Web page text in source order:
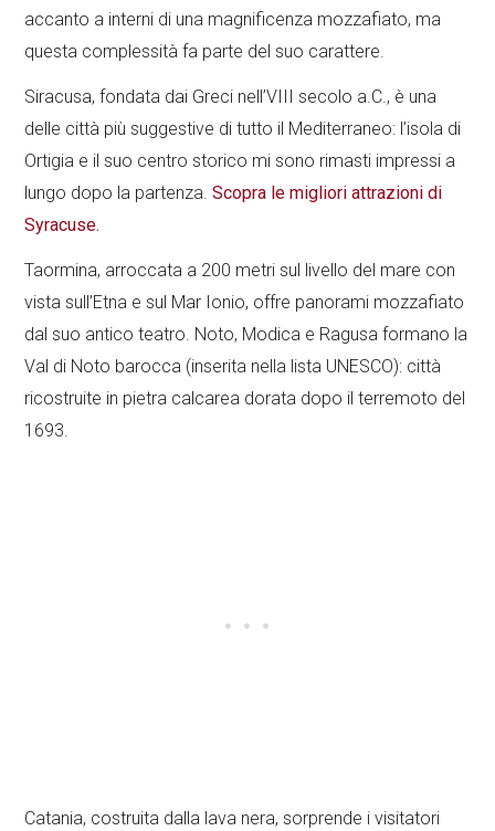
accanto a interni di una magnificenza mozzafiato, ma
questa complessità fa parte del suo carattere.
Siracusa, fondata dai Greci nell’VIII secolo a.C., è una
delle città più suggestive di tutto il Mediterraneo: l’isola di
Ortigia e il suo centro storico mi sono rimasti impressi a
lungo dopo la partenza.Scopra le migliori attrazioni di
Syracuse.
Taormina, arroccata a 200 metri sul livello del mare con
vista sull’Etna e sul Mar Ionio, offre panorami mozzafiato
dal suo antico teatro. Noto, Modica e Ragusa formano la
Val di Noto barocca (inserita nella lista UNESCO): città
ricostruite in pietra calcarea dorata dopo il terremoto del
1693.
Catania, costruita dalla lava nera, sorprende i visitatori